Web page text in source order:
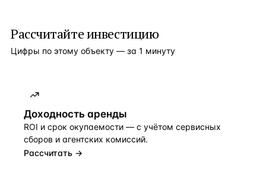
Рассчитайте инвестицию
Цифры по этому объекту — за 1 минуту
Доходность аренды
ROI и срок окупаемости — с учётом сервисных
сборов и агентских комиссий.
Рассчитать →